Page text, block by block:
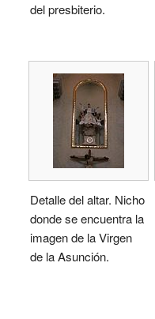
del presbiterio.
Detalle del altar. Nicho
donde se encuentra la
imagen de la Virgen
de la Asunción.